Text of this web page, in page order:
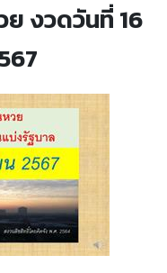
งวดวันที่ 16